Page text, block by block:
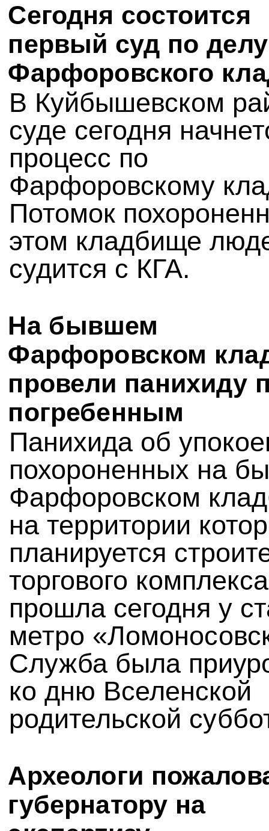
Сегодня состоится
первый суд по делу
Фарфоровского
В Куйбышевском
суде сегодня
процесс по
Фарфоровскому
Потомок
этом кладбище
судится с КГА.
На бывшем
Фарфоровском
провели панихиду
погребенным
Панихида об
похороненных на
Фарфоровском
на территории
планируется
торгового
прошла сегодня у
метро
Служба была
ко дню Вселенской
родительской
Археологи
губернатору на